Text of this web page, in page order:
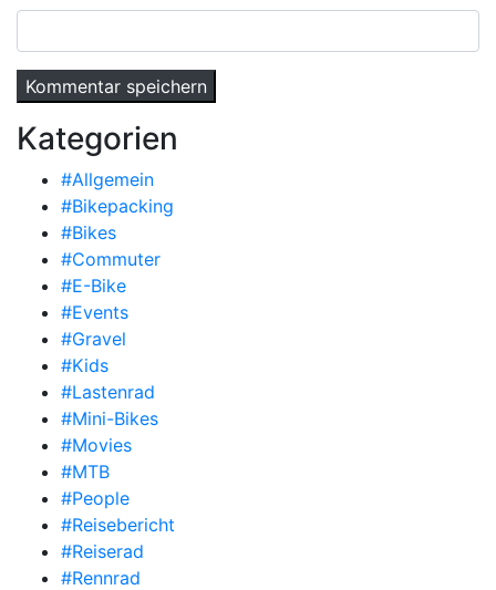
Kategorien
#Allgemein
#Bikepacking
#Bikes
#Commuter
#E-Bike
#Events
#Gravel
#Kids
#Lastenrad
#Mini-Bikes
#Movies
#MTB
#People
#Reisebericht
#Reiserad
#Rennrad